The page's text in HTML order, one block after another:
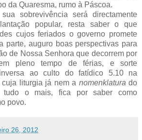
da Quaresma, rumo à Páscoa.
sobrevivência será directamente
popular, resta saber o que
cujos feriados o governo promete
parte, auguro boas perspectivas para
de Nossa Senhora que decorrem por
pleno tempo de férias, e sorte
inversa ao culto do fatídico 5.10 na
liturgia já nem a nomenklatura do
tudo o mais, fica por saber como
povo.
26, 2012